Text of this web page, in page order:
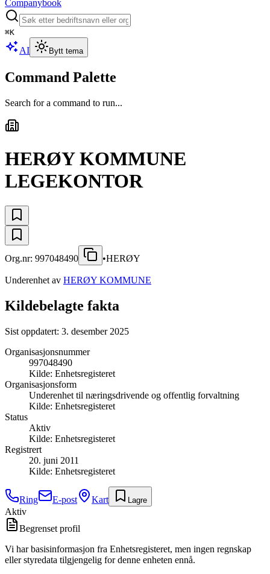
Companybook
⌘K
AI Bytt tema
Command Palette
Search for a command to run...
HERØY KOMMUNE
LEGEKONTOR
Org.nr: 997048490 •HERØY
Underenhet av HERØY KOMMUNE
Kildebelagte fakta
Sist oppdatert: 3. desember 2025
Organisasjonsnummer
997048490
Kilde: Enhetsregisteret
Organisasjonsform
Underenhet til næringsdrivende og offentlig forvaltning
Kilde: Enhetsregisteret
Status
Aktiv
Kilde: Enhetsregisteret
Registrert
20. juni 2011
Kilde: Enhetsregisteret
Ring E-post Kart Lagre
Aktiv
Begrenset profil
Vi har basisinformasjon fra Enhetsregisteret, men ingen regnskap
eller styredata tilgjengelig for denne enheten ennå.